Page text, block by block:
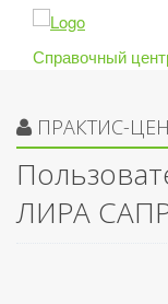
Справочный
ПРАКТИС-
ЛИРА